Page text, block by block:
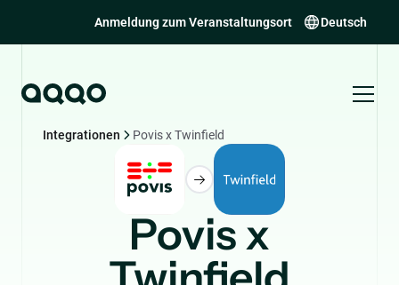
Anmeldung zum Veranstaltungsort Deutsch
Integrationen Povis x Twinfield
Povis x